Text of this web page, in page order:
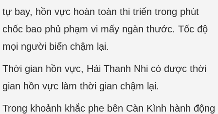
tự bay, hồn vực hoàn toàn thi triển trong phút
chốc bao phủ phạm vi mấy ngàn thước. Tốc độ
mọi người biến chậm lại.
Thời gian hồn vực, Hải Thanh Nhi có được thời
gian hồn vực làm thời gian chậm lại.
Trong khoảnh khắc phe bên Càn Kình hành động